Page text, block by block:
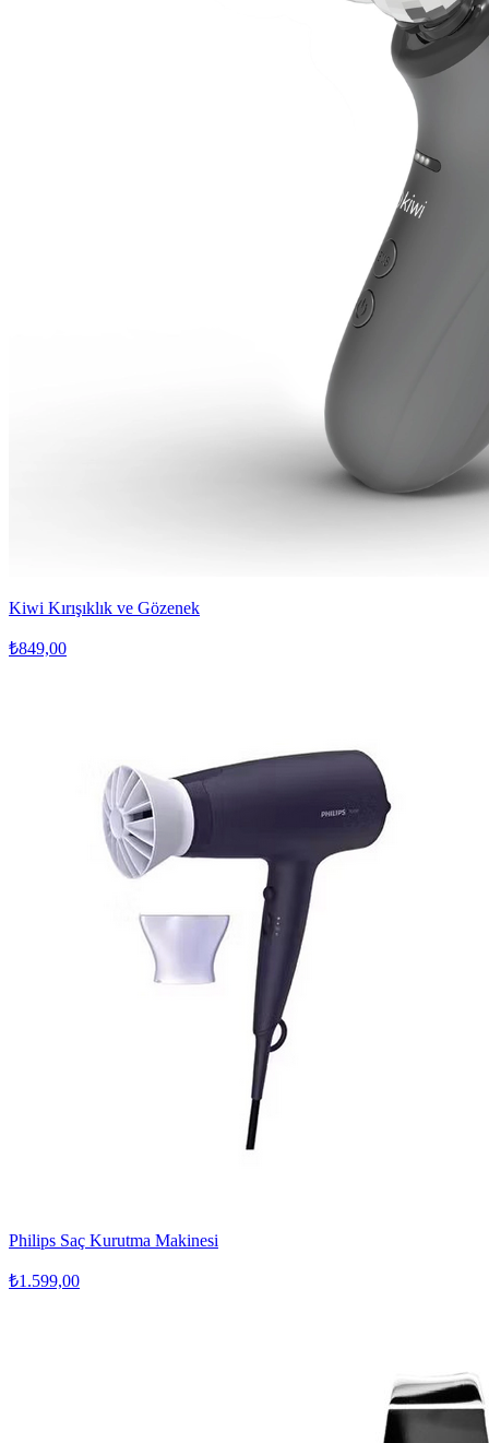
Kiwi Kırışıklık ve Gözenek
₺849,00
Philips Saç Kurutma Makinesi
₺1.599,00